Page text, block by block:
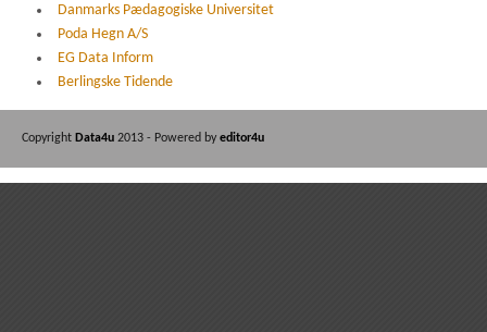
Danmarks Pædagogiske Universitet
Poda Hegn A/S
EG Data Inform
Berlingske Tidende
Copyright Data4u 2013 - Powered by editor4u